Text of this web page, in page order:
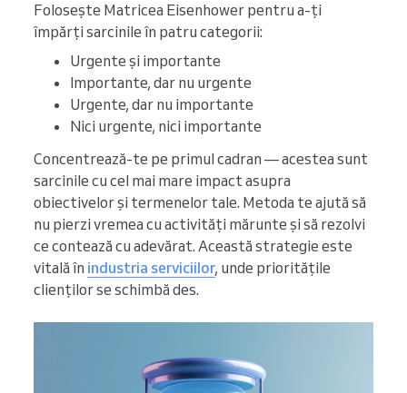
Folosește Matricea Eisenhower pentru a-ți
împărți sarcinile în patru categorii:
Urgente și importante
Importante, dar nu urgente
Urgente, dar nu importante
Nici urgente, nici importante
Concentrează-te pe primul cadran — acestea sunt
sarcinile cu cel mai mare impact asupra
obiectivelor și termenelor tale. Metoda te ajută să
nu pierzi vremea cu activități mărunte și să rezolvi
ce contează cu adevărat. Această strategie este
vitală în industria serviciilor, unde prioritățile
clienților se schimbă des.